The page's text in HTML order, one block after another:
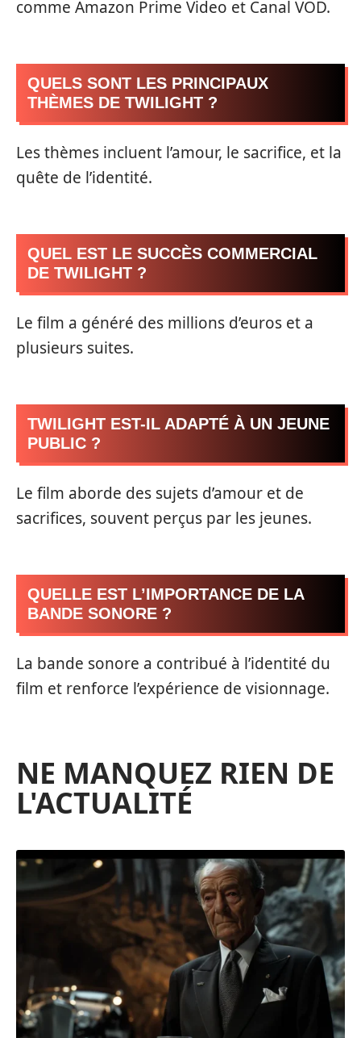
comme Amazon Prime Video et Canal VOD.
QUELS SONT LES PRINCIPAUX
THÈMES DE TWILIGHT ?
Les thèmes incluent l’amour, le sacrifice, et la
quête de l’identité.
QUEL EST LE SUCCÈS COMMERCIAL
DE TWILIGHT ?
Le film a généré des millions d’euros et a
plusieurs suites.
TWILIGHT EST-IL ADAPTÉ À UN JEUNE
PUBLIC ?
Le film aborde des sujets d’amour et de
sacrifices, souvent perçus par les jeunes.
QUELLE EST L’IMPORTANCE DE LA
BANDE SONORE ?
La bande sonore a contribué à l’identité du
film et renforce l’expérience de visionnage.
NE MANQUEZ RIEN DE
L'ACTUALITÉ